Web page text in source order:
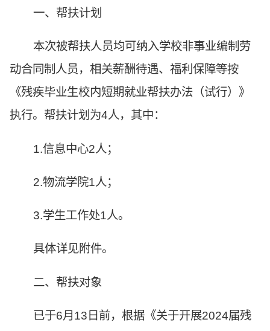
一、帮扶计划
本次被帮扶人员均可纳入学校非事业编制劳
动合同制人员，相关薪酬待遇、福利保障等按
《残疾毕业生校内短期就业帮扶办法（试行）》
执行。帮扶计划为4人，其中：
1.信息中心2人；
2.物流学院1人；
3.学生工作处1人。
具体详见附件。
二、帮扶对象
已于6月13日前，根据《关于开展2024届残